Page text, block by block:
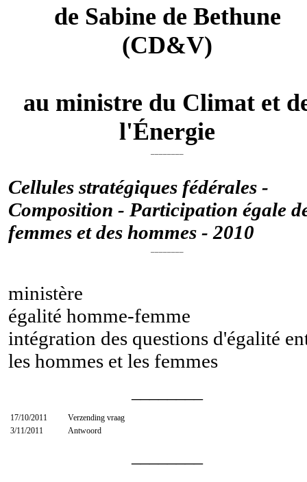
de Sabine de Bethune
(CD&V)
au ministre du Climat et
l'Énergie
Cellules stratégiques fédérales -
Composition - Participation égale
femmes et des hommes - 2010
ministère
égalité homme-femme
intégration des questions d'égalité
les hommes et les femmes
17/10/2011
Verzending vraag
3/11/2011
Antwoord